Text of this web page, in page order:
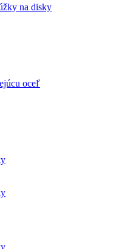
na disky
oceľ